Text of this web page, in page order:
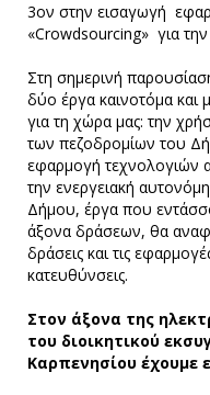
3ον στην εισαγωγή
«Crowdsourcing» για
Στη σημερινή
δύο έργα καινοτόμα και
για τη χώρα μας: την
των πεζοδρομίων του
εφαρμογή τεχνολογιών
την ενεργειακή
Δήμου, έργα που
άξονα δράσεων, θα
δράσεις και τις
κατευθύνσεις.
Στον άξονα της
του διοικητικού
Καρπενησίου έχουμε